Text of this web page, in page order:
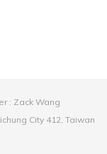
: Zack Wang
City 412, Taiwan